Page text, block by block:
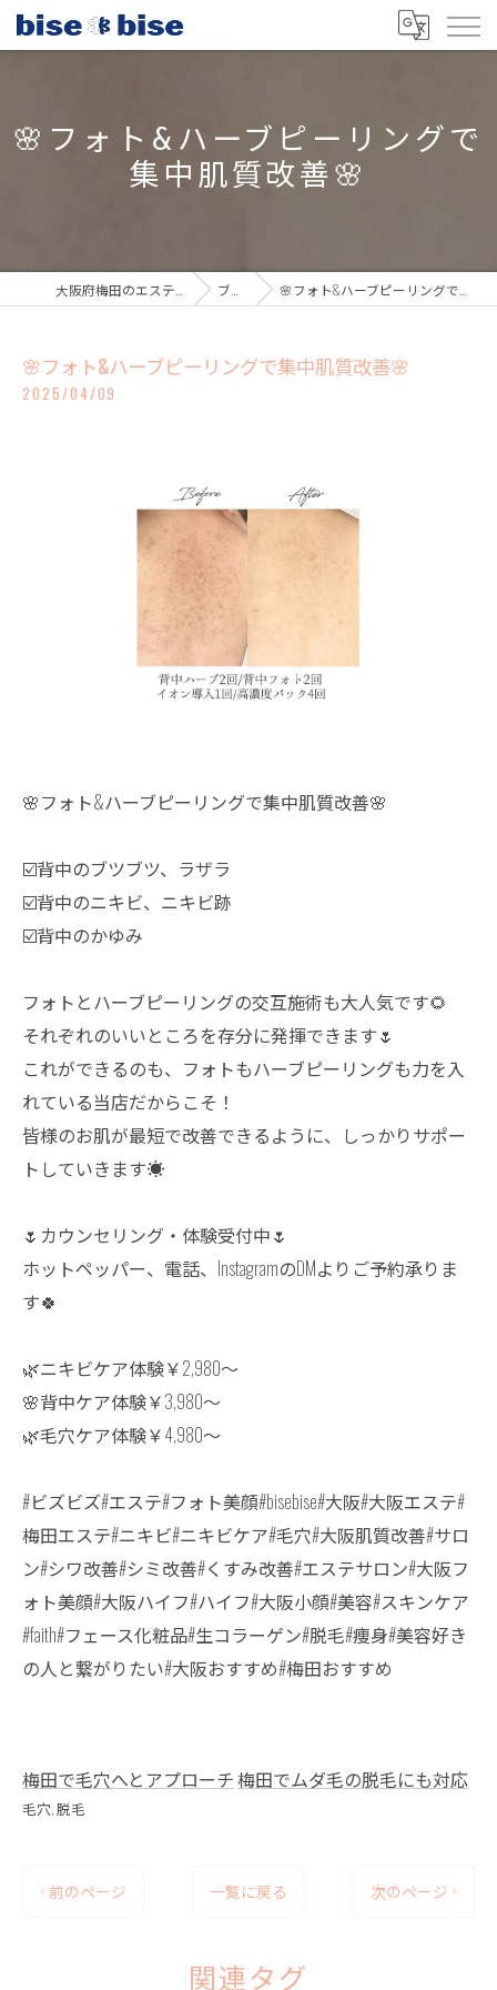
🌸フォト&ハーブピーリングで
集中肌質改善🌸
大阪府梅田のエステならbisebise ブログ 🌸フォト&ハーブピーリングで集中肌質改善🌸
🌸フォト&ハーブピーリングで集中肌質改善🌸
2025/04/09
🌸フォト&ハーブピーリングで集中肌質改善🌸
☑️背中のブツブツ、ラザラ
☑️背中のニキビ、ニキビ跡
☑️背中のかゆみ
フォトとハーブピーリングの交互施術も大人気です🌻
それぞれのいいところを存分に発揮できます🌷
これができるのも、フォトもハーブピーリングも力を入
れている当店だからこそ！
皆様のお肌が最短で改善できるように、しっかりサポー
トしていきます☀️
🌷カウンセリング・体験受付中🌷
ホットペッパー、電話、InstagramのDMよりご予約承りま
す🍀
🌿ニキビケア体験￥2,980〜
🌸背中ケア体験￥3,980〜
🌿毛穴ケア体験￥4,980〜
#ビズビズ#エステ#フォト美顔#bisebise#大阪#大阪エステ#
梅田エステ#ニキビ#ニキビケア#毛穴#大阪肌質改善#サロ
ン#シワ改善#シミ改善#くすみ改善#エステサロン#大阪フ
ォト美顔#大阪ハイフ#ハイフ#大阪小顔#美容#スキンケア
#faith#フェース化粧品#生コラーゲン#脱毛#痩身#美容好き
の人と繋がりたい#大阪おすすめ#梅田おすすめ
梅田で毛穴へとアプローチ梅田でムダ毛の脱毛にも対応
毛穴 脱毛
< 前のページ 一覧に戻る 次のページ >
関連タグ